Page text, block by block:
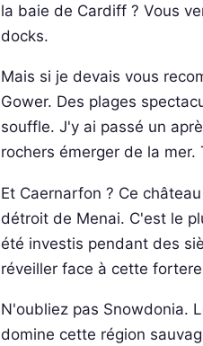
la baie de Cardiff ? Vous
docks.
Mais si je devais vous
Gower. Des plages
souffle. J'y ai passé un
rochers émerger de la
Et Caernarfon ? Ce
détroit de Menai. C'est le
été investis pendant des
réveiller face à cette
N'oubliez pas Snowdonia.
domine cette région